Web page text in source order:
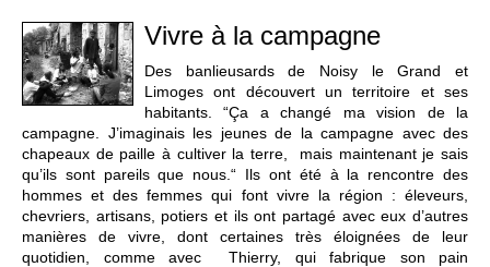
Vivre à la campagne
Des banlieusards de Noisy le Grand et
Limoges ont découvert un territoire et ses
habitants. “Ça a changé ma vision de la
campagne. J’imaginais les jeunes de la campagne avec des
chapeaux de paille à cultiver la terre, mais maintenant je sais
qu’ils sont pareils que nous.“ Ils ont été à la rencontre des
hommes et des femmes qui font vivre la région : éleveurs,
chevriers, artisans, potiers et ils ont partagé avec eux d’autres
manières de vivre, dont certaines très éloignées de leur
quotidien, comme avec Thierry, qui fabrique son pain